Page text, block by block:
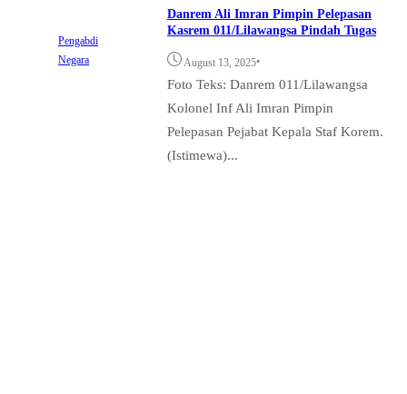
Pengabdi
Negara
Danrem Ali Imran Pimpin Pelepasan
Kasrem 011/Lilawangsa Pindah Tugas
August 13, 2025•
Foto Teks: Danrem 011/Lilawangsa
Kolonel Inf Ali Imran Pimpin
Pelepasan Pejabat Kepala Staf Korem.
(Istimewa)...